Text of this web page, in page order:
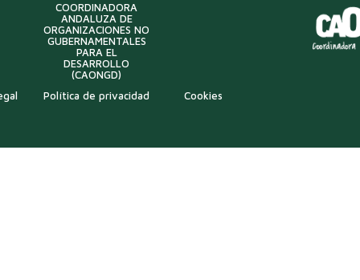
COORDINADORA
ANDALUZA DE
ORGANIZACIONES NO
GUBERNAMENTALES
PARA EL
DESARROLLO
(CAONGD)
Política de privacidad Cookies